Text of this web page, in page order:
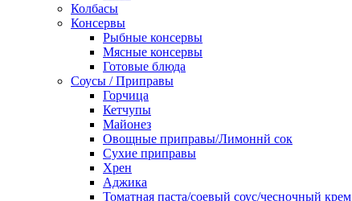
Колбасы
Консервы
Рыбные консервы
Мясные консервы
Готовые блюда
Соусы / Приправы
Горчица
Кетчупы
Майонез
Овощные приправы/Лимоннй сок
Сухие приправы
Хрен
Аджика
Томатная паста/соевый соус/чесночный крем